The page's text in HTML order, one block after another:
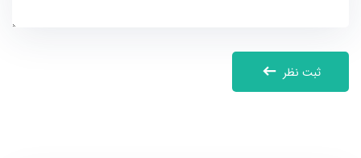
ثبت نظر